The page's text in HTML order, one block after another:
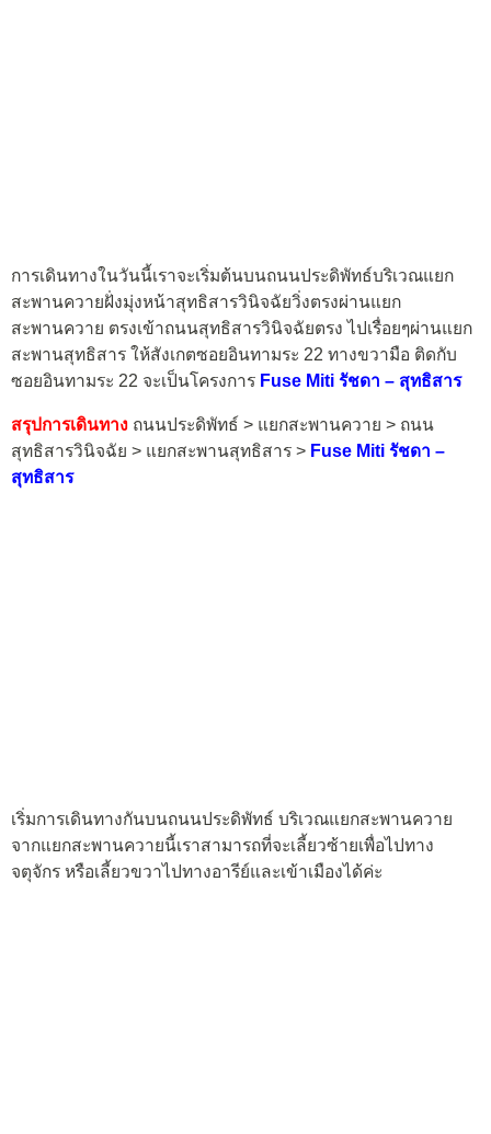
การเดินทางในวันนี้เราจะเริ่มต้นบนถนนประดิพัทธ์บริเวณแยก
สะพานควายฝั่งมุ่งหน้าสุทธิสารวินิจฉัยวิ่งตรงผ่านแยก
สะพานควาย ตรงเข้าถนนสุทธิสารวินิจฉัยตรง ไปเรื่อยๆผ่านแยก
สะพานสุทธิสาร ให้สังเกตซอยอินทามระ 22 ทางขวามือ ติดกับ
ซอยอินทามระ 22 จะเป็นโครงการ Fuse Miti รัชดา – สุทธิสาร
สรุปการเดินทาง ถนนประดิพัทธ์ > แยกสะพานควาย > ถนน
สุทธิสารวินิจฉัย > แยกสะพานสุทธิสาร > Fuse Miti รัชดา –
สุทธิสาร
เริ่มการเดินทางกันบนถนนประดิพัทธ์ บริเวณแยกสะพานควาย
จากแยกสะพานควายนี้เราสามารถที่จะเลี้ยวซ้ายเพื่อไปทาง
จตุจักร หรือเลี้ยวขวาไปทางอารีย์และเข้าเมืองได้ค่ะ